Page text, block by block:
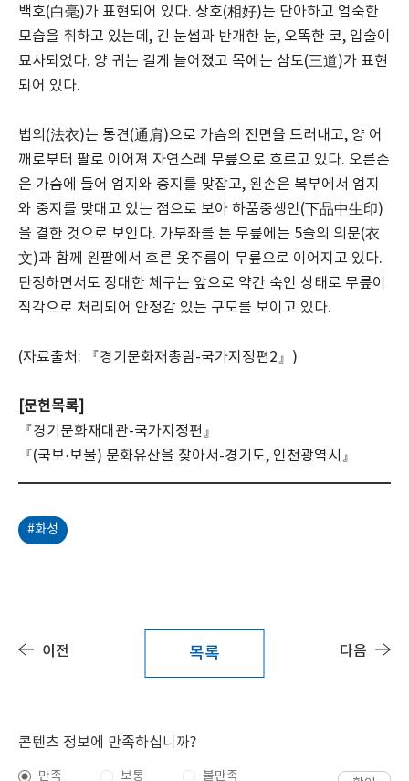
백호(白毫)가 표현되어 있다. 상호(相好)는 단아하고 엄숙한
모습을 취하고 있는데, 긴 눈썹과 반개한 눈, 오똑한 코, 입술이
묘사되었다. 양 귀는 길게 늘어졌고 목에는 삼도(三道)가 표현
되어 있다.
법의(法衣)는 통견(通肩)으로 가슴의 전면을 드러내고, 양 어
깨로부터 팔로 이어져 자연스레 무릎으로 흐르고 있다. 오른손
은 가슴에 들어 엄지와 중지를 맞잡고, 왼손은 복부에서 엄지
와 중지를 맞대고 있는 점으로 보아 하품중생인(下品中生印)
을 결한 것으로 보인다. 가부좌를 튼 무릎에는 5줄의 의문(衣
文)과 함께 왼팔에서 흐른 옷주름이 무릎으로 이어지고 있다.
단정하면서도 장대한 체구는 앞으로 약간 숙인 상태로 무릎이
직각으로 처리되어 안정감 있는 구도를 보이고 있다.
(자료출처: 『경기문화재총람-국가지정편2』)
[문헌목록]
『경기문화재대관-국가지정편』
『(국보·보물) 문화유산을 찾아서-경기도, 인천광역시』
#화성
이전 목록 다음
콘텐츠 정보에 만족하십니까?
만족 보통 불만족